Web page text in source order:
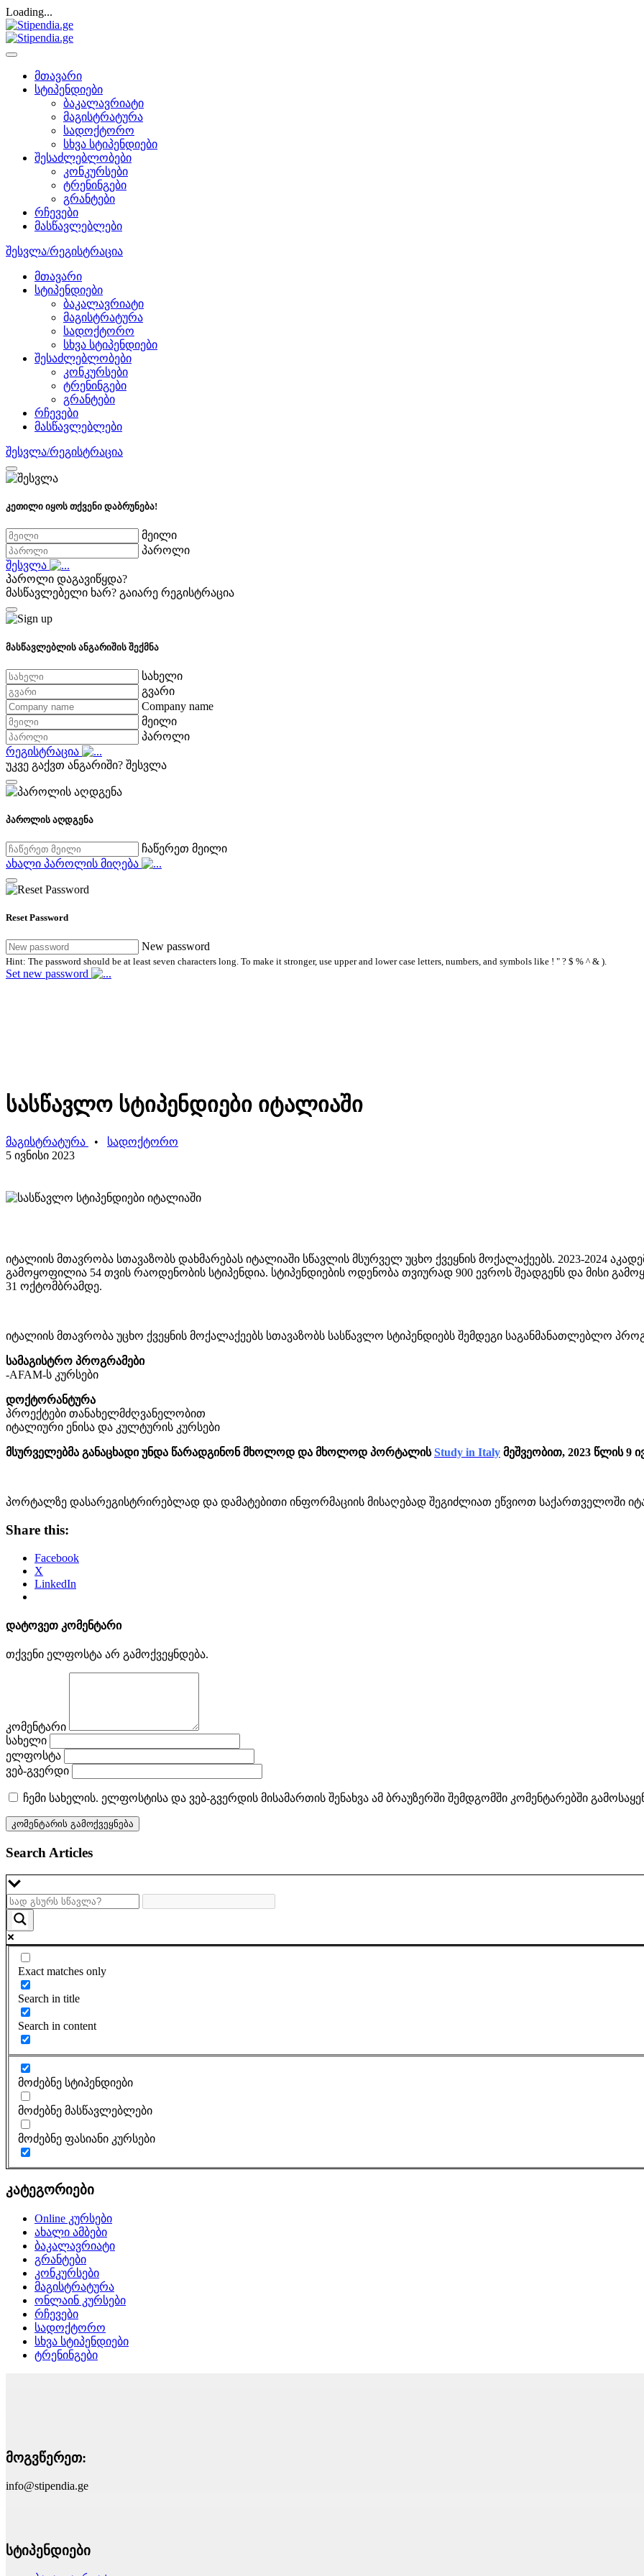
Loading...
მთავარი
სტიპენდიები
ბაკალავრიატი
მაგისტრატურა
სადოქტორო
სხვა სტიპენდიები
შესაძლებლობები
კონკურსები
ტრენინგები
გრანტები
რჩევები
მასწავლებლები
შესვლა/რეგისტრაცია
მთავარი
სტიპენდიები
ბაკალავრიატი
მაგისტრატურა
სადოქტორო
სხვა სტიპენდიები
შესაძლებლობები
კონკურსები
ტრენინგები
გრანტები
რჩევები
მასწავლებლები
შესვლა/რეგისტრაცია
კეთილი იყოს თქვენი დაბრუნება!
მეილი
პაროლი
შესვლა
პაროლი დაგავიწყდა?
მასწავლებელი ხარ? გაიარე რეგისტრაცია
მასწავლებლის ანგარიშის შექმნა
სახელი
გვარი
Company name
მეილი
პაროლი
რეგისტრაცია
უკვე გაქვთ ანგარიში? შესვლა
პაროლის აღდგენა
ჩაწერეთ მეილი
ახალი პაროლის მიღება
Reset Password
New password
Hint: The password should be at least seven characters long. To make it stronger, use upper and lower case letters, numbers, and symbols like ! " ? $ % ^ & ).
Set new password
სასწავლო სტიპენდიები იტალიაში
მაგისტრატურა • სადოქტორო
5 ივნისი 2023
იტალიის მთავრობა სთავაზობს დახმარებას იტალიაში სწავლის მსურველ უცხო ქვეყნის მოქალაქეებს. 2023-2024
გამოყოფილია 54 თვის რაოდენობის სტიპენდია. სტიპენდიების ოდენობა თვიურად 900 ევროს შეადგენს და მისი
31 ოქტომბრამდე.
იტალიის მთავრობა უცხო ქვეყნის მოქალაქეებს სთავაზობს სასწავლო სტიპენდიებს შემდეგი საგანმანათლებლო
სამაგისტრო პროგრამები
-AFAM-ს კურსები
დოქტორანტურა
პროექტები თანახელმძღვანელობით
იტალიური ენისა და კულტურის კურსები
მსურველებმა განაცხადი უნდა წარადგინონ მხოლოდ და მხოლოდ პორტალისStudy in Italy მეშვეობით, 2023 წლის 9
პორტალზე დასარეგისტრირებლად და დამატებითი ინფორმაციის მისაღებად შეგიძლიათ ეწვიოთ საქართველოში
Share this:
Facebook
X
LinkedIn
დატოვეთ კომენტარი
თქვენი ელფოსტა არ გამოქვეყნდება.
კომენტარი
სახელი
ელფოსტა
ვებ-გვერდი
ჩემი სახელის. ელფოსტისა და ვებ-გვერდის მისამართის შენახვა ამ ბრაუზერში შემდგომში კომენტარებში
Search Articles
Exact matches only
Search in title
Search in content
მოძებნე სტიპენდიები
მოძებნე მასწავლებლები
მოძებნე ფასიანი კურსები
კატეგორიები
Online კურსები
ახალი ამბები
ბაკალავრიატი
გრანტები
კონკურსები
მაგისტრატურა
ონლაინ კურსები
რჩევები
სადოქტორო
სხვა სტიპენდიები
ტრენინგები
მოგვწერეთ:
info@stipendia.ge
სტიპენდიები